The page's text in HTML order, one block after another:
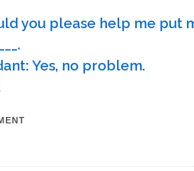
you please help me put
Yes, no problem.